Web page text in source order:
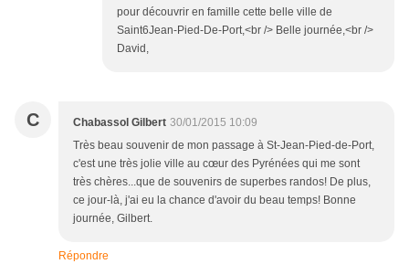
pour découvrir en famille cette belle ville de
Saint6Jean-Pied-De-Port,<br /> Belle journée,<br />
David,
C Chabassol Gilbert 30/01/2015 10:09
Très beau souvenir de mon passage à St-Jean-Pied-de-Port,
c'est une très jolie ville au cœur des Pyrénées qui me sont
très chères...que de souvenirs de superbes randos! De plus,
ce jour-là, j'ai eu la chance d'avoir du beau temps! Bonne
journée, Gilbert.
Répondre